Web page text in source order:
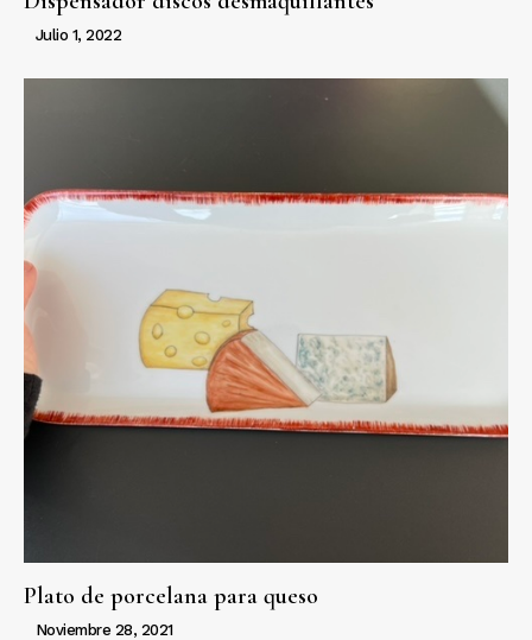
Julio 1, 2022
Plato de porcelana para queso
Noviembre 28, 2021